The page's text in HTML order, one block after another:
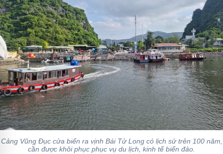
Cảng Vũng Đục cửa biển ra vịnh Bái Tử Long có lịch sử trên 100 năm,
cần được khôi phục phục vụ du lịch, kinh tế biển đảo.